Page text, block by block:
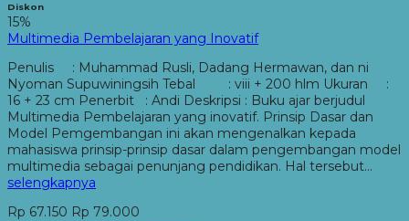
Diskon
15%
Multimedia Pembelajaran yang Inovatif
Penulis : Muhammad Rusli, Dadang Hermawan, dan ni
Nyoman Supuwiningsih Tebal : viii + 200 hlm Ukuran :
16 + 23 cm Penerbit : Andi Deskripsi : Buku ajar berjudul
Multimedia Pembelajaran yang inovatif. Prinsip Dasar dan
Model Pemgembangan ini akan mengenalkan kepada
mahasiswa prinsip-prinsip dasar dalam pengembangan model
multimedia sebagai penunjang pendidikan. Hal tersebut…
selengkapnya
Rp 67.150 Rp 79.000